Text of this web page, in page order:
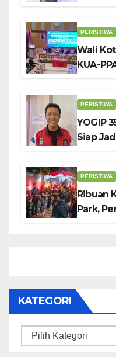
PERISTIWA
Wali
KUA-
PERISTIWA
YOGIP
Siap
PERISTIWA
Ribuan
Park,
KATEGORI
Kategori